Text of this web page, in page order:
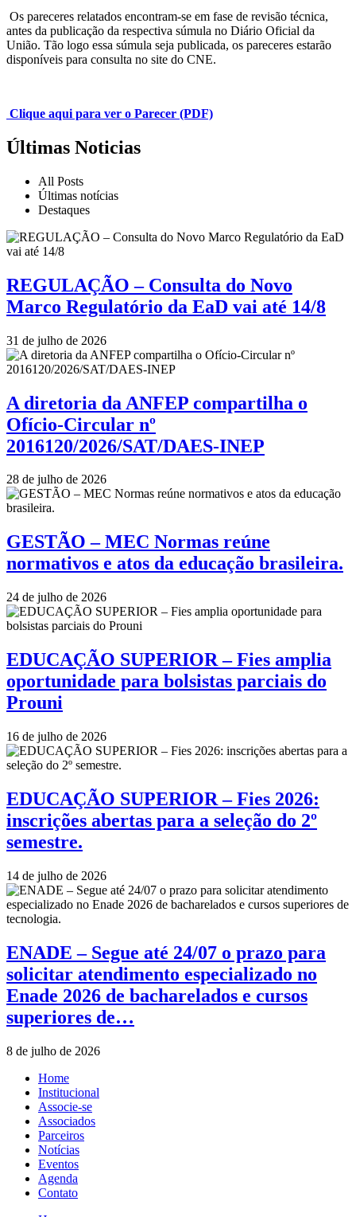
Os pareceres relatados encontram-se em fase de revisão técnica,
antes da publicação da respectiva súmula no Diário Oficial da
União. Tão logo essa súmula seja publicada, os pareceres estarão
disponíveis para consulta no site do CNE.
Clique aqui para ver o Parecer (PDF)
Últimas Noticias
All Posts
Últimas notícias
Destaques
REGULAÇÃO – Consulta do Novo
Marco Regulatório da EaD vai até 14/8
31 de julho de 2026
A diretoria da ANFEP compartilha o
Ofício-Circular nº
2016120/2026/SAT/DAES-INEP
28 de julho de 2026
GESTÃO – MEC Normas reúne
normativos e atos da educação brasileira.
24 de julho de 2026
EDUCAÇÃO SUPERIOR – Fies amplia
oportunidade para bolsistas parciais do
Prouni
16 de julho de 2026
EDUCAÇÃO SUPERIOR – Fies 2026:
inscrições abertas para a seleção do 2º
semestre.
14 de julho de 2026
ENADE – Segue até 24/07 o prazo para
solicitar atendimento especializado no
Enade 2026 de bacharelados e cursos
superiores de…
8 de julho de 2026
Home
Institucional
Associe-se
Associados
Parceiros
Notícias
Eventos
Agenda
Contato